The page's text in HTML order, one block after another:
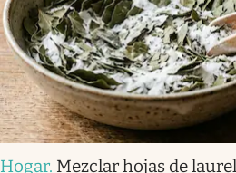
Hogar. Mezclar hojas de